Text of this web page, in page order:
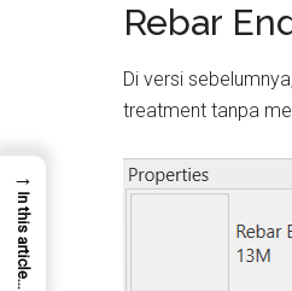
Rebar
Di versi
treatment tanpa
→
In this article...